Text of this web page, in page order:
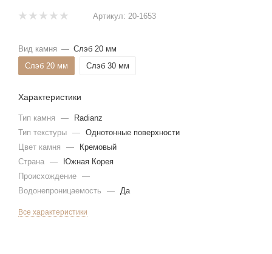
Артикул: 20-1653
Вид камня — Слэб 20 мм
Слэб 20 мм
Слэб 30 мм
Характеристики
Тип камня —
Radianz
Тип текстуры — Однотонные поверхности
Цвет камня
—
Кремовый
Страна —
Южная Корея
Происхождение —
Водонепроницаемость
— Да
Все характеристики